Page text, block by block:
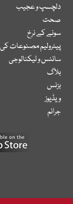
دلچسپ و عجیب
صحت
سونے کے نرخ
پیٹرولیم مصنوعات
سائنس و ٹیکنالوجی
بلاگ
بزنس
ویڈیوز
جرائم